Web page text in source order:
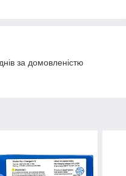
за домовленістю